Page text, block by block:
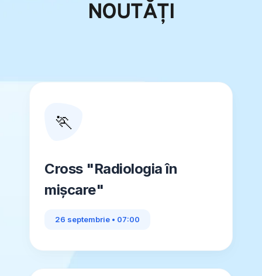
NOUTĂȚI
🏃
Cross "Radiologia în
mișcare"
26 septembrie • 07:00